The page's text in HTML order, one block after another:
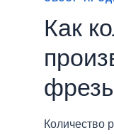
Как
Количество